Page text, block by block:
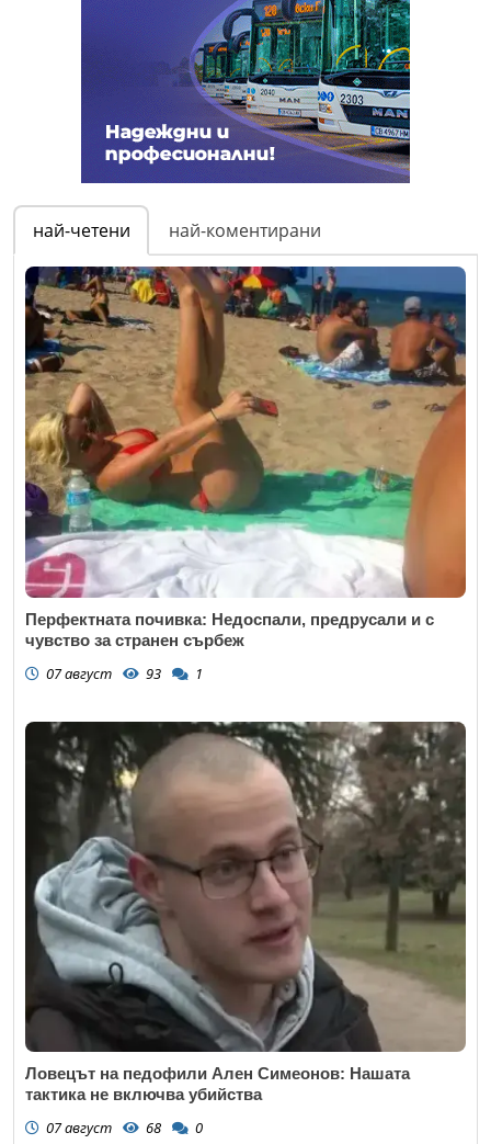
най-четени най-коментирани
Перфектната почивка: Недоспали, предрусали и с
чувство за странен сърбеж
07 август 93 1
Ловецът на педофили Ален Симеонов: Нашата
тактика не включва убийства
07 август 68 0